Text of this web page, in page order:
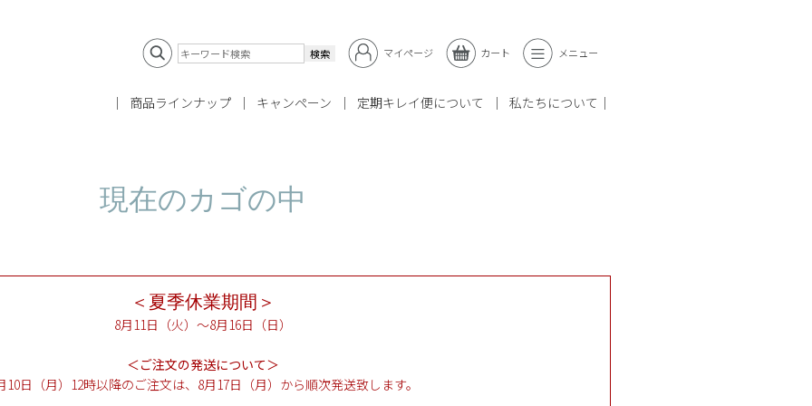
マイページ カート メニュー
商品ラインナップ キャンペーン 定期キレイ便について 私たちについて
現在のカゴの中
＜夏季休業期間＞
8月11日（火）～8月16日（日）
＜ご注文の発送について＞
10日（月）12時以降のご注文は、8月17日（月）から順次発送致します。